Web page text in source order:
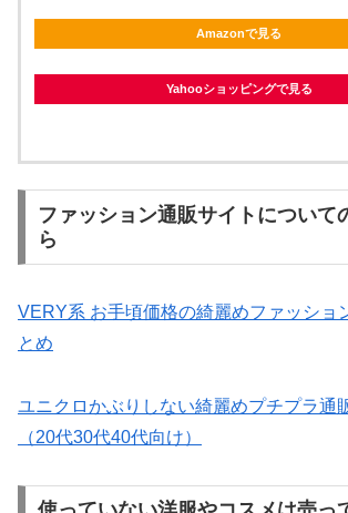
Amazonで見る
Yahooショッピングで見る
ファッション通販サイトについて
ら
VERY系 お手頃価格の綺麗めファッショ
とめ
ユニクロかぶりしない綺麗めプチプラ通
（20代30代40代向け）